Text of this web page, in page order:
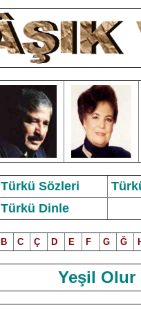
Türkü Sözleri
Türkü Dinle
B C Ç D E F G Ğ
Yeşil Olur